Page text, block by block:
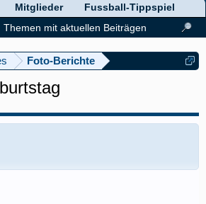
Foto-Berichte
Themen mit aktuellen Beiträgen
Mitglieder Fussball-Tippspiel